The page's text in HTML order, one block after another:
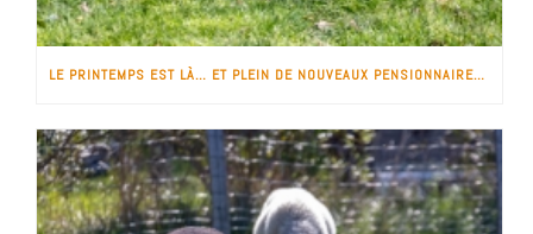
LE PRINTEMPS EST LÀ… ET PLEIN DE NOUVEAUX PENSIONNAIRES !